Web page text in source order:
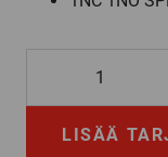
LISÄÄ